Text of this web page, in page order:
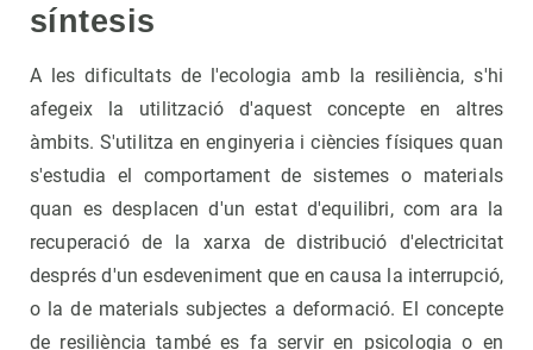
síntesis
A les dificultats de l'ecologia amb la resiliència, s'hi
afegeix la utilització d'aquest concepte en altres
àmbits. S'utilitza en enginyeria i ciències físiques quan
s'estudia el comportament de sistemes o materials
quan es desplacen d'un estat d'equilibri, com ara la
recuperació de la xarxa de distribució d'electricitat
després d'un esdeveniment que en causa la interrupció,
o la de materials subjectes a deformació. El concepte
de resiliència també es fa servir en psicologia o en